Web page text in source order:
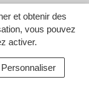
et obtenir des
vous pouvez
activer.
Personnaliser